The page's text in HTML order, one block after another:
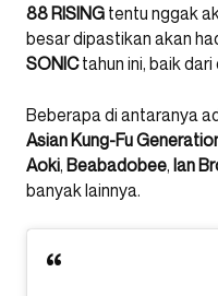
88 RISING tentu nggak
besar dipastikan akan
SONICtahun ini, baik dari
Beberapa di antaranya
Asian Kung-Fu
Aoki, Beabadobee, Ian
banyak lainnya.